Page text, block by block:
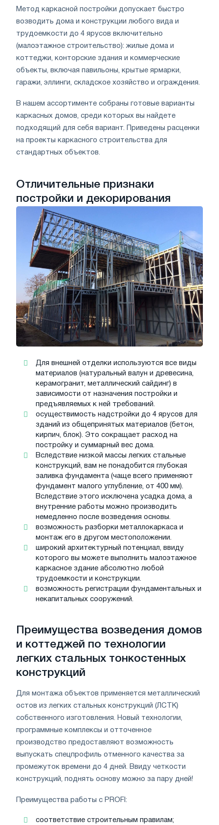
Метод каркасной постройки допускает быстро
возводить дома и конструкции любого вида и
трудоемкости до 4 ярусов включительно
(малоэтажное строительство): жилые дома и
коттеджи, конторские здания и коммерческие
объекты, включая павильоны, крытые ярмарки,
гаражи, эллинги, складское хозяйство и ограждения.
В нашем ассортименте собраны готовые варианты
каркасных домов, среди которых вы найдете
подходящий для себя вариант. Приведены расценки
на проекты каркасного строительства для
стандартных объектов.
Отличительные признаки
постройки и декорирования
Для внешней отделки используются все виды
материалов (натуральный валун и древесина,
керамогранит, металлический сайдинг) в
зависимости от назначения постройки и
предъявляемых к ней требований.
осуществимость надстройки до 4 ярусов для
зданий из общепринятых материалов (бетон,
кирпич, блок). Это сокращает расход на
постройку и суммарный вес дома.
Вследствие низкой массы легких стальные
конструкций, вам не понадобится глубокая
заливка фундамента (чаще всего применяют
фундамент малого углубление, от 400 мм).
Вследствие этого исключена усадка дома, а
внутренние работы можно производить
немедленно после возведения основы.
возможность разборки металлокаркаса и
монтаж его в другом местоположении.
широкий архитектурный потенциал, ввиду
которого вы можете выполнить малоэтажное
каркасное здание абсолютно любой
трудоемкости и конструкции.
возможность регистрации фундаментальных и
некапитальных сооружений.
Преимущества возведения домов
и коттеджей по технологии
легких стальных тонкостенных
конструкций
Для монтажа объектов применяется металлический
остов из легких стальных конструкций (ЛСТК)
собственного изготовления. Новый технологии,
программные комплексы и отточенное
производство предоставляют возможность
выпускать спецпрофиль отменного качества за
промежуток времени до 4 дней. Ввиду четкости
конструкций, поднять основу можно за пару дней!
Преимущества работы с PROFI:
соответствие строительным правилам;